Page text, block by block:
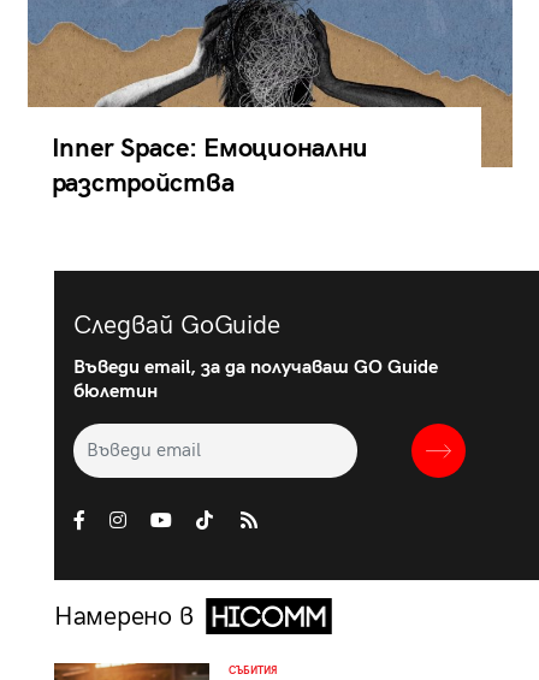
Inner Space: Емоционални
разстройства
Следвай GoGuide
Въведи email, за да получаваш GO Guide
бюлетин
Намерено в
СЪБИТИЯ